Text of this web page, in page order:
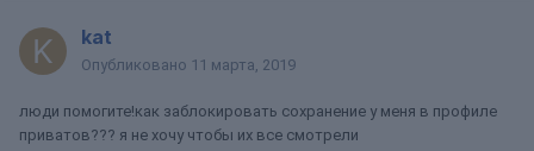
kat
Опубликовано 11 марта, 2019
люди помогите!как заблокировать сохранение у меня в профиле
приватов??? я не хочу чтобы их все смотрели